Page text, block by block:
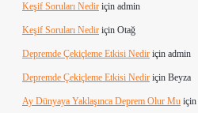
Keşif Soruları Nedir için admin
Keşif Soruları Nedir için Otağ
Depremde Çekiçleme Etkisi Nedir için admin
Depremde Çekiçleme Etkisi Nedir için Beyza
Ay Dünyaya Yaklaşınca Deprem Olur Mu için